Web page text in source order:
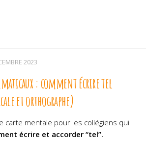
2023
: comment écrire tel
et orthographe)
carte mentale pour les collégiens qui
écrire et accorder “tel”.